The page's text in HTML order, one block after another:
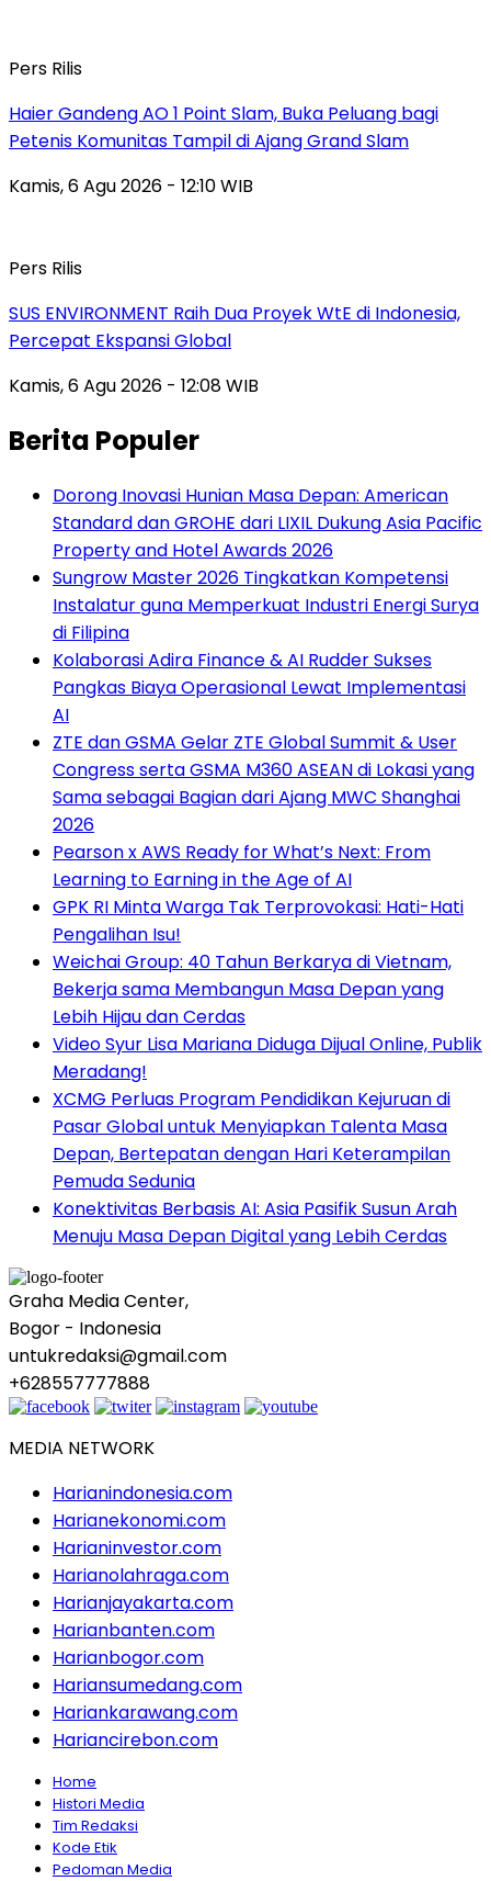
Pers Rilis
Haier Gandeng AO 1 Point Slam, Buka Peluang bagi
Petenis Komunitas Tampil di Ajang Grand Slam
Kamis, 6 Agu 2026 - 12:10 WIB
Pers Rilis
SUS ENVIRONMENT Raih Dua Proyek WtE di Indonesia,
Percepat Ekspansi Global
Kamis, 6 Agu 2026 - 12:08 WIB
Berita Populer
Dorong Inovasi Hunian Masa Depan: American
Standard dan GROHE dari LIXIL Dukung Asia Pacific
Property and Hotel Awards 2026
Sungrow Master 2026 Tingkatkan Kompetensi
Instalatur guna Memperkuat Industri Energi Surya
di Filipina
Kolaborasi Adira Finance & AI Rudder Sukses
Pangkas Biaya Operasional Lewat Implementasi
AI
ZTE dan GSMA Gelar ZTE Global Summit & User
Congress serta GSMA M360 ASEAN di Lokasi yang
Sama sebagai Bagian dari Ajang MWC Shanghai
2026
Pearson x AWS Ready for What’s Next: From
Learning to Earning in the Age of AI
GPK RI Minta Warga Tak Terprovokasi: Hati-Hati
Pengalihan Isu!
Weichai Group: 40 Tahun Berkarya di Vietnam,
Bekerja sama Membangun Masa Depan yang
Lebih Hijau dan Cerdas
Video Syur Lisa Mariana Diduga Dijual Online, Publik
Meradang!
XCMG Perluas Program Pendidikan Kejuruan di
Pasar Global untuk Menyiapkan Talenta Masa
Depan, Bertepatan dengan Hari Keterampilan
Pemuda Sedunia
Konektivitas Berbasis AI: Asia Pasifik Susun Arah
Menuju Masa Depan Digital yang Lebih Cerdas
Graha Media Center,
Bogor - Indonesia
untukredaksi@gmail.com
+628557777888
MEDIA NETWORK
Harianindonesia.com
Harianekonomi.com
Harianinvestor.com
Harianolahraga.com
Harianjayakarta.com
Harianbanten.com
Harianbogor.com
Hariansumedang.com
Hariankarawang.com
Hariancirebon.com
Home
Histori Media
Tim Redaksi
Kode Etik
Pedoman Media